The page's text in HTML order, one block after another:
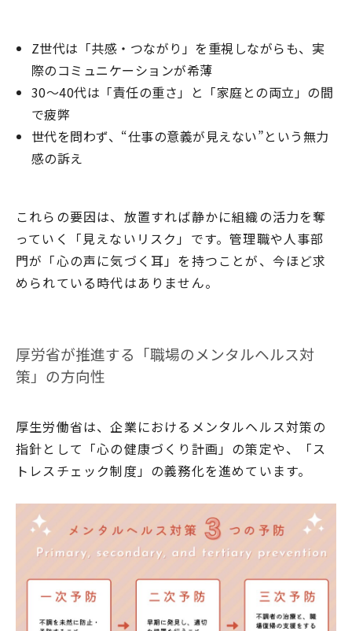
Z世代は「共感・つながり」を重視しながらも、実
際のコミュニケーションが希薄
30〜40代は「責任の重さ」と「家庭との両立」の間
で疲弊
世代を問わず、“仕事の意義が見えない”という無力
感の訴え
これらの要因は、放置すれば静かに組織の活力を奪
っていく「見えないリスク」です。管理職や人事部
門が「心の声に気づく耳」を持つことが、今ほど求
められている時代はありません。
厚労省が推進する「職場のメンタルヘルス対
策」の方向性
厚生労働省は、企業におけるメンタルヘルス対策の
指針として「心の健康づくり計画」の策定や、「ス
トレスチェック制度」の義務化を進めています。